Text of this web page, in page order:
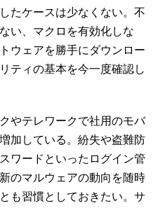
たケースは少なくない。不
い、マクロを有効化しな
ウェアを勝手にダウンロー
ティの基本を今一度確認し
やテレワークで社用のモバ
加している。紛失や盗難防
ワードといったログイン管
のマルウェアの動向を随時
も習慣としておきたい。サ